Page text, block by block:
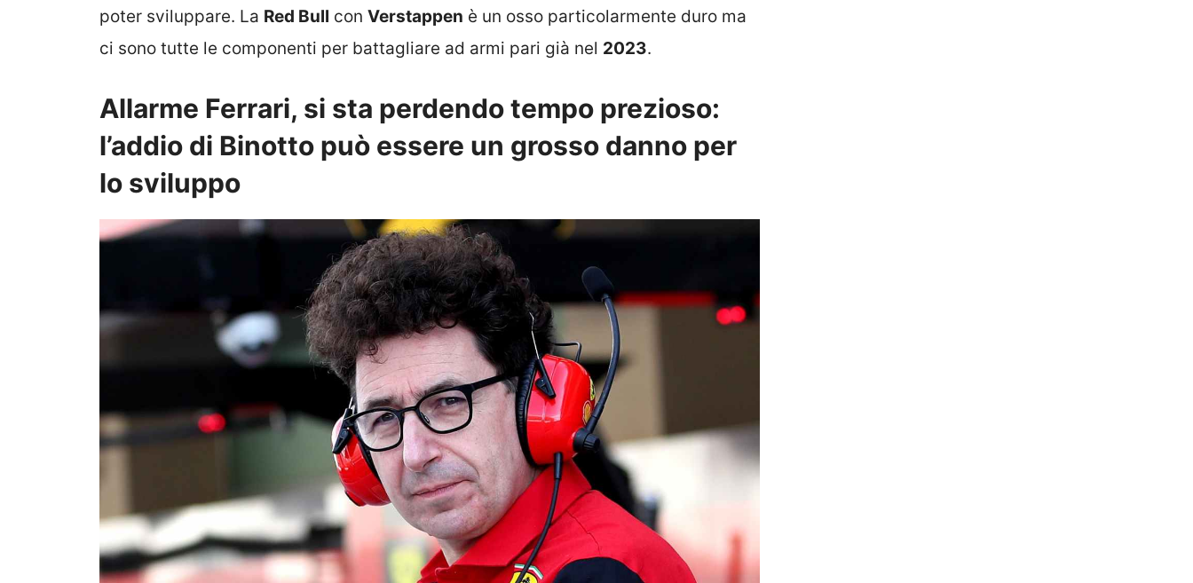
poter sviluppare. La Red Bull con Verstappen è un osso particolarmente duro ma
ci sono tutte le componenti per battagliare ad armi pari già nel 2023.
Allarme Ferrari, si sta perdendo tempo prezioso:
l’addio di Binotto può essere un grosso danno per
lo sviluppo